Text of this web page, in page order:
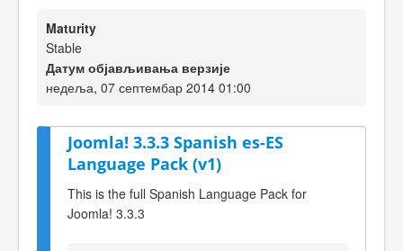
Maturity
Stable
Датум објављивања верзије
недеља, 07 септембар 2014 01:00
Joomla! 3.3.3 Spanish es-ES
Language Pack (v1)
This is the full Spanish Language Pack for
Joomla! 3.3.3